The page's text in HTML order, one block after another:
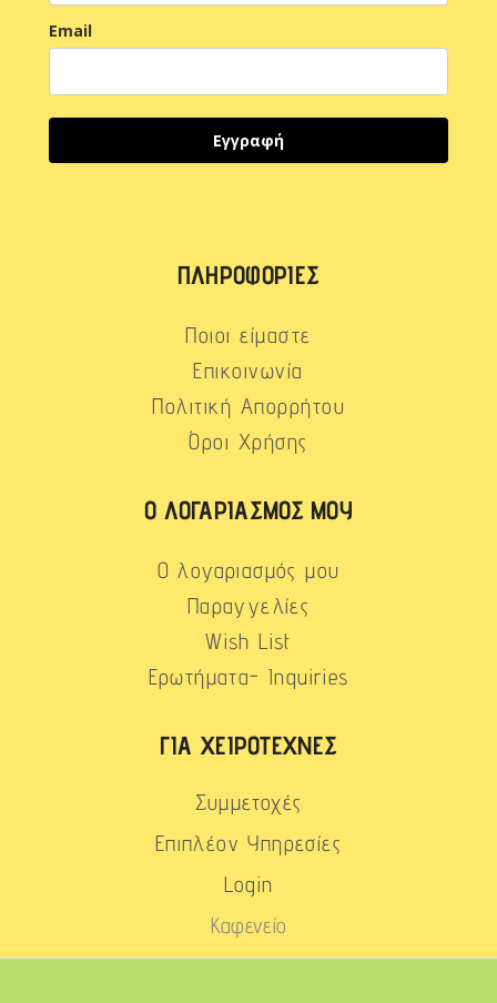
Email
Εγγραφή
ΠΛΗΡΟΦΟΡΊΕΣ
Ποιοι είμαστε
Επικοινωνία
Πολιτική Απορρήτου
Όροι Χρήσης
Ο ΛΟΓΑΡΙΑΣΜΌΣ ΜΟΥ
Ο λογαριασμός μου
Παραγγελίες
Wish List
Ερωτήματα- Inquiries
ΓΙΑ ΧΕΙΡΟΤΈΧΝΕΣ
Συμμετοχές
Επιπλέον Υπηρεσίες
Login
Καφενείο